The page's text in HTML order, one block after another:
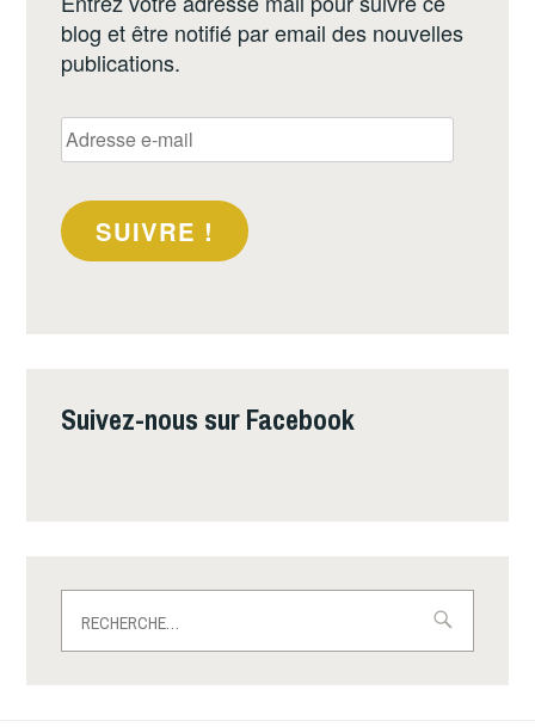
blog et être notifié par email des nouvelles
publications.
Adresse
e-
SUIVRE !
Suivez-nous sur Facebook